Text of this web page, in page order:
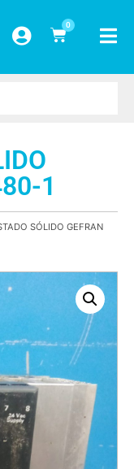
0
1
SÓLIDO GEFRAN